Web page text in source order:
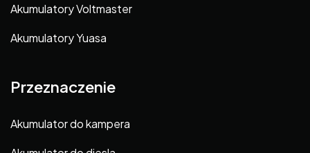
Akumulatory Voltmaster
Akumulatory Yuasa
Przeznaczenie
Akumulator do kampera